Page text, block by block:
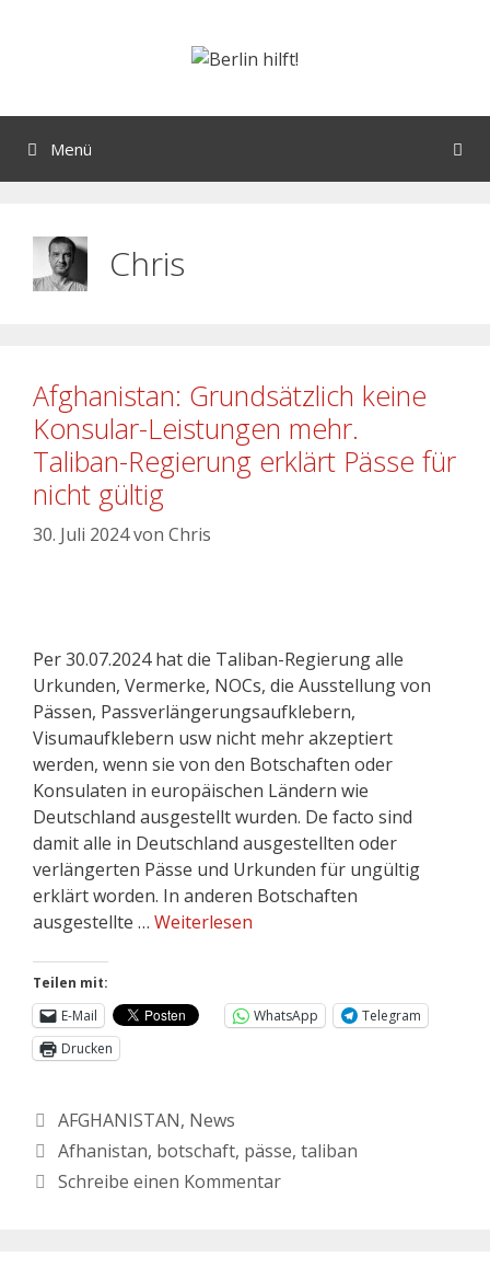
Menü
Chris
Afghanistan: Grundsätzlich keine
Konsular-Leistungen mehr.
Taliban-Regierung erklärt Pässe für
nicht gültig
30. Juli 2024von Chris
Per 30.07.2024 hat die Taliban-Regierung alle
Urkunden, Vermerke, NOCs, die Ausstellung von
Pässen, Passverlängerungsaufklebern,
Visumaufklebern usw nicht mehr akzeptiert
werden, wenn sie von den Botschaften oder
Konsulaten in europäischen Ländern wie
Deutschland ausgestellt wurden. De facto sind
damit alle in Deutschland ausgestellten oder
verlängerten Pässe und Urkunden für ungültig
erklärt worden. In anderen Botschaften
ausgestellte … Weiterlesen
Teilen mit:
E-Mail
WhatsApp
Telegram
Drucken
AFGHANISTAN, News
Afhanistan, botschaft, pässe, taliban
Schreibe einen Kommentar